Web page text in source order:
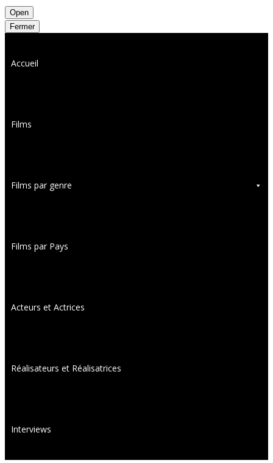
Open
Fermer
Accueil
Films
Films par genre
Films par Pays
Acteurs et Actrices
Réalisateurs et Réalisatrices
Interviews